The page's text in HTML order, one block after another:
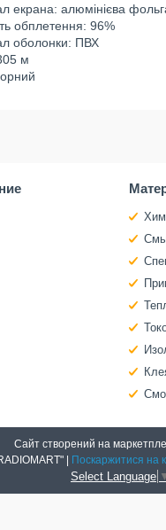
екрана: алюмінієва
обплетення: 96%
оболонки: ПВХ
м
Сайт створений на
Поскаржитися на
Select Language